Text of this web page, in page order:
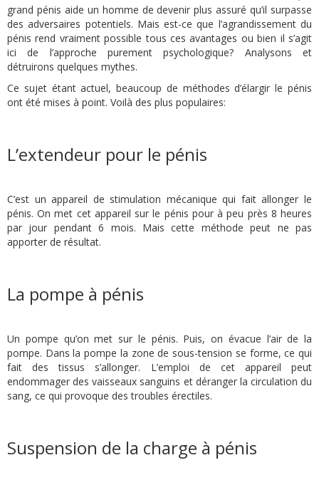
grand pénis aide un homme de devenir plus assuré qu’il surpasse
des adversaires potentiels. Mais est-ce que l’agrandissement du
pénis rend vraiment possible tous ces avantages ou bien il s’agit
ici de l’approche purement psychologique? Analysons et
détruirons quelques mythes.
Ce sujet étant actuel, beaucoup de méthodes d’élargir le pénis
ont été mises à point. Voilà des plus populaires:
L’extendeur pour le pénis
C’est un appareil de stimulation mécanique qui fait allonger le
pénis. On met cet appareil sur le pénis pour à peu près 8 heures
par jour pendant 6 mois. Mais cette méthode peut ne pas
apporter de résultat.
La pompe à pénis
Un pompe qu’on met sur le pénis. Puis, on évacue l’air de la
pompe. Dans la pompe la zone de sous-tension se forme, ce qui
fait des tissus s’allonger. L’emploi de cet appareil peut
endommager des vaisseaux sanguins et déranger la circulation du
sang, ce qui provoque des troubles érectiles.
Suspension de la charge à pénis